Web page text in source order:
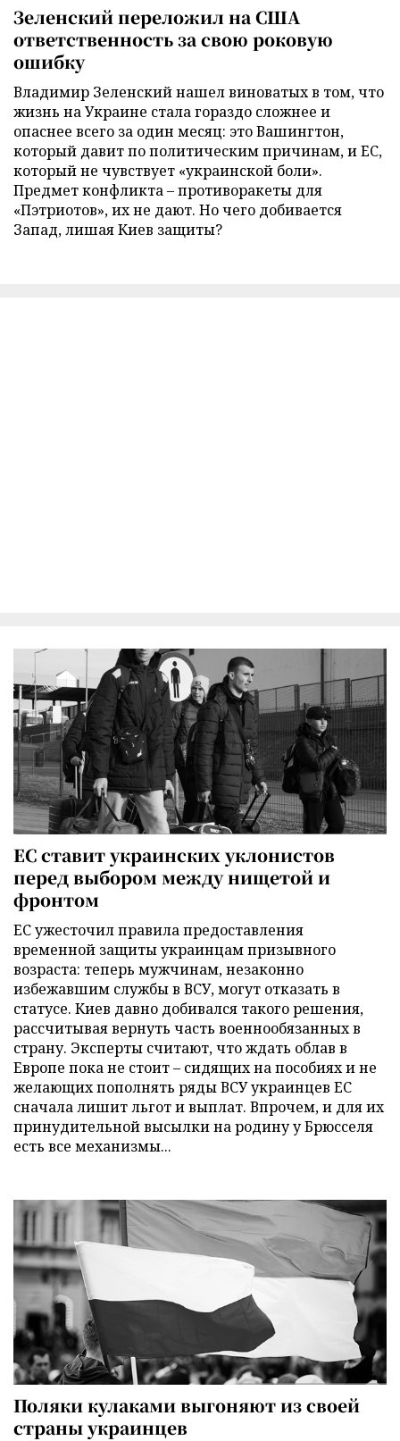
Зеленский переложил на США
ответственность за свою роковую
ошибку
Владимир Зеленский нашел виноватых в том, что
жизнь на Украине стала гораздо сложнее и
опаснее всего за один месяц: это Вашингтон,
который давит по политическим причинам, и ЕС,
который не чувствует «украинской боли».
Предмет конфликта – противоракеты для
«Пэтриотов», их не дают. Но чего добивается
Запад, лишая Киев защиты?
ЕС ставит украинских уклонистов
перед выбором между нищетой и
фронтом
ЕС ужесточил правила предоставления
временной защиты украинцам призывного
возраста: теперь мужчинам, незаконно
избежавшим службы в ВСУ, могут отказать в
статусе. Киев давно добивался такого решения,
рассчитывая вернуть часть военнообязанных в
страну. Эксперты считают, что ждать облав в
Европе пока не стоит – сидящих на пособиях и не
желающих пополнять ряды ВСУ украинцев ЕС
сначала лишит льгот и выплат. Впрочем, и для их
принудительной высылки на родину у Брюсселя
есть все механизмы...
Поляки кулаками выгоняют из своей
страны украинцев